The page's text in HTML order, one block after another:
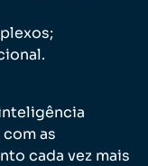
as
cada vez mais